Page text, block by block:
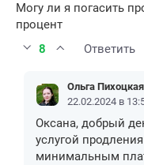
Могу ли я погасить
процент
8
Ответить
Ольга Пихоцкая
22.02.2024 в
Оксана, добрый
услугой
минимальным